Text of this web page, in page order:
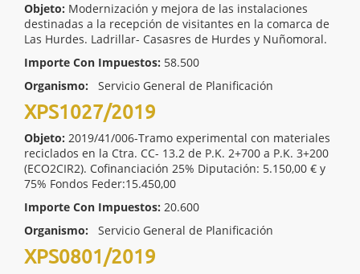
Objeto: Modernización y mejora de las instalaciones
destinadas a la recepción de visitantes en la comarca de
Las Hurdes. Ladrillar- Casasres de Hurdes y Nuñomoral.
Importe Con Impuestos: 58.500
Organismo:
Servicio General de Planificación
XPS1027/2019
Objeto: 2019/41/006-Tramo experimental con materiales
reciclados en la Ctra. CC- 13.2 de P.K. 2+700 a P.K. 3+200
(ECO2CIR2). Cofinanciación 25% Diputación: 5.150,00 € y
75% Fondos Feder:15.450,00
Importe Con Impuestos: 20.600
Organismo:
Servicio General de Planificación
XPS0801/2019